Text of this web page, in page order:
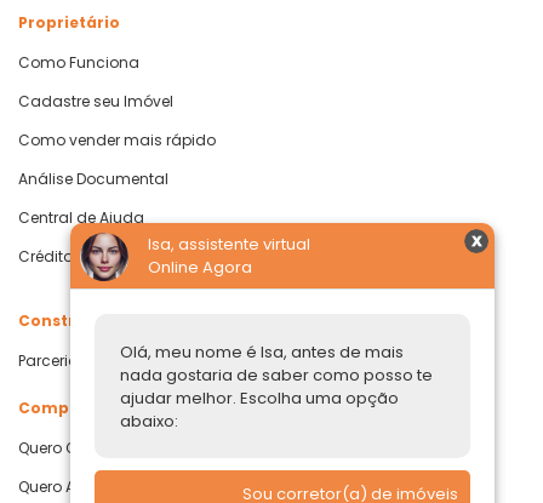
Isa, assistente virtual
Online Agora
Olá, meu nome é Isa, antes de mais
nada gostaria de saber como posso te
ajudar melhor. Escolha uma opção
abaixo:
Sou corretor(a) de imóveis
Proprietário
Como Funciona
Cadastre seu Imóvel
Como vender mais rápido
Análise Documental
Central de Ajuda
Crédito com Garantia de Imóvel
Construtoras
Parcerias Imobiliárias
Comprar ou alugar
Quero Comprar
Quero Alugar